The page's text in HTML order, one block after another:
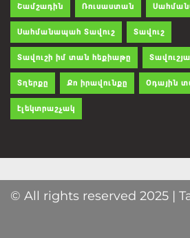
Շամշադին Ռուսաստան
Սահմանապահ Տավուշ Տավուշ
Տավուշի իմ տան հեքիաթը
Տղերքը Քո իրավունքը Օդային
էլեկտրաշչակ
© All rights reserved 2025 |